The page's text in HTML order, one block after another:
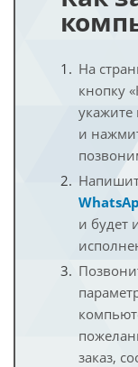
На
кнопку
и
и будет
заказ,